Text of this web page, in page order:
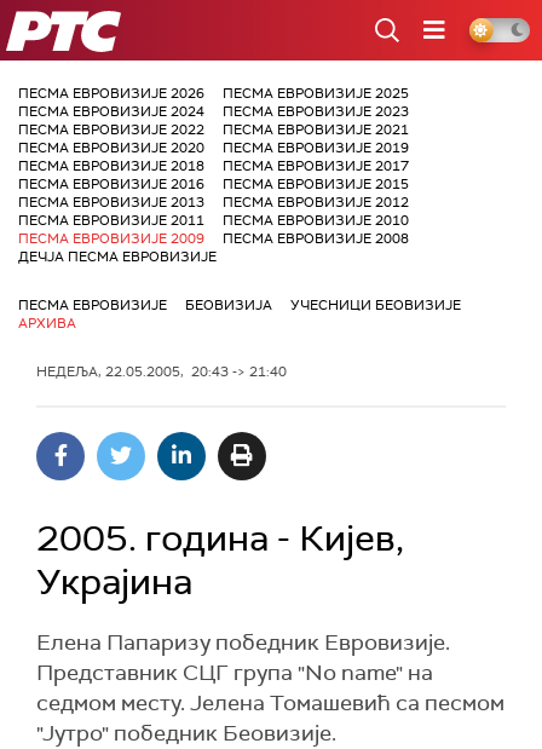
РТС
ПЕСМА ЕВРОВИЗИЈЕ 2026
ПЕСМА ЕВРОВИЗИЈЕ 2025
ПЕСМА ЕВРОВИЗИЈЕ 2024
ПЕСМА ЕВРОВИЗИЈЕ 2023
ПЕСМА ЕВРОВИЗИЈЕ 2022
ПЕСМА ЕВРОВИЗИЈЕ 2021
ПЕСМА ЕВРОВИЗИЈЕ 2020
ПЕСМА ЕВРОВИЗИЈЕ 2019
ПЕСМА ЕВРОВИЗИЈЕ 2018
ПЕСМА ЕВРОВИЗИЈЕ 2017
ПЕСМА ЕВРОВИЗИЈЕ 2016
ПЕСМА ЕВРОВИЗИЈЕ 2015
ПЕСМА ЕВРОВИЗИЈЕ 2013
ПЕСМА ЕВРОВИЗИЈЕ 2012
ПЕСМА ЕВРОВИЗИЈЕ 2011
ПЕСМА ЕВРОВИЗИЈЕ 2010
ПЕСМА ЕВРОВИЗИЈЕ 2009
ПЕСМА ЕВРОВИЗИЈЕ 2008
ДЕЧЈА ПЕСМА ЕВРОВИЗИЈЕ
ПЕСМА ЕВРОВИЗИЈЕ БЕОВИЗИЈА
УЧЕСНИЦИ БЕОВИЗИЈЕ
АРХИВА
НЕДЕЉА, 22.05.2005, 20:43 -> 21:40
2005. година - Кијев,
Украјина
Елена Папаризу победник Евровизије.
Представник СЦГ група "No name" на
седмом месту. Јелена Томашевић са песмом
"Јутро" победник Беовизије.